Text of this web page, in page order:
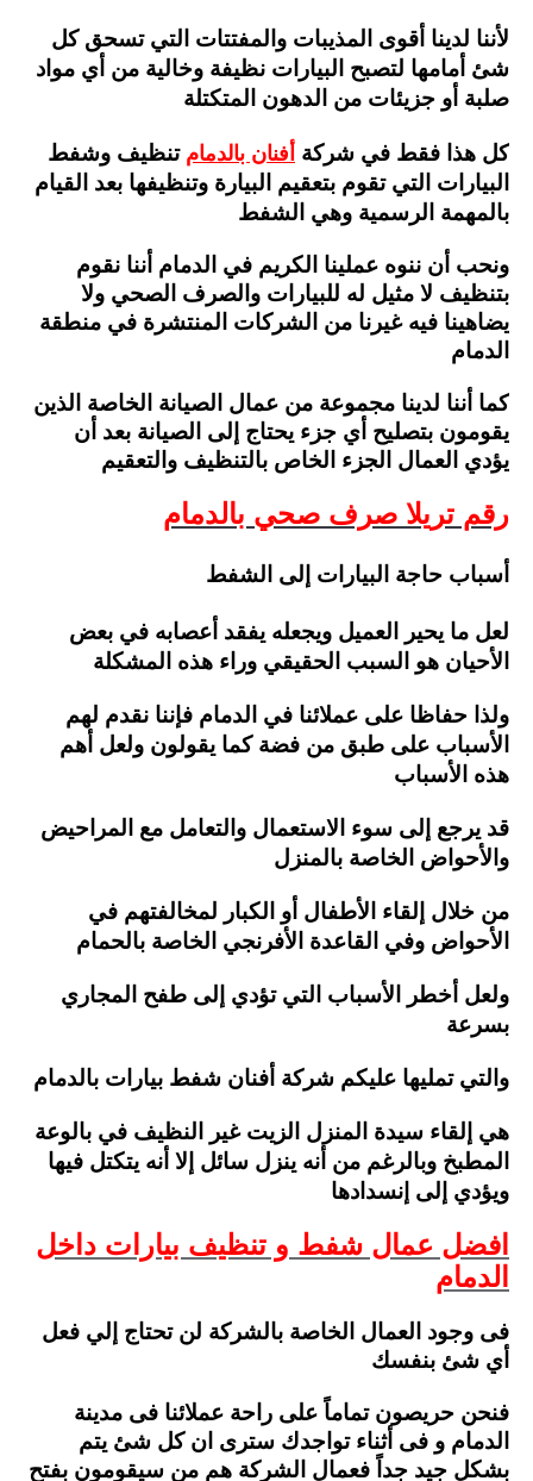
لأننا لدينا أقوى المذيبات والمفتتات التي تسحق كل
شئ أمامها لتصبح البيارات نظيفة وخالية من أي مواد
صلبة أو جزيئات من الدهون المتكتلة
كل هذا فقط في شركة أفنان بالدمام تنظيف وشفط
البيارات التي تقوم بتعقيم البيارة وتنظيفها بعد القيام
بالمهمة الرسمية وهي الشفط
ونحب أن ننوه عملينا الكريم في الدمام أننا نقوم
بتنظيف لا مثيل له للبيارات والصرف الصحي ولا
يضاهينا فيه غيرنا من الشركات المنتشرة في منطقة
الدمام
كما أننا لدينا مجموعة من عمال الصيانة الخاصة الذين
يقومون بتصليح أي جزء يحتاج إلى الصيانة بعد أن
يؤدي العمال الجزء الخاص بالتنظيف والتعقيم
رقم تريلا صرف صحي بالدمام
أسباب حاجة البيارات إلى الشفط
لعل ما يحير العميل ويجعله يفقد أعصابه في بعض
الأحيان هو السبب الحقيقي وراء هذه المشكلة
ولذا حفاظا على عملائنا في الدمام فإننا نقدم لهم
الأسباب على طبق من فضة كما يقولون ولعل أهم
هذه الأسباب
قد يرجع إلى سوء الاستعمال والتعامل مع المراحيض
والأحواض الخاصة بالمنزل
من خلال إلقاء الأطفال أو الكبار لمخالفتهم في
الأحواض وفي القاعدة الأفرنجي الخاصة بالحمام
ولعل أخطر الأسباب التي تؤدي إلى طفح المجاري
بسرعة
والتي تمليها عليكم شركة أفنان شفط بيارات بالدمام
هي إلقاء سيدة المنزل الزيت غير النظيف في بالوعة
المطبخ وبالرغم من أنه ينزل سائل إلا أنه يتكتل فيها
ويؤدي إلى إنسدادها
افضل عمال شفط و تنظيف بيارات داخل
الدمام
فى وجود العمال الخاصة بالشركة لن تحتاج إلي فعل
أي شئ بنفسك
فنحن حريصون تماماً على راحة عملائنا فى مدينة
الدمام و فى أثناء تواجدك سترى ان كل شئ يتم
بشكل جيد جداً فعمال الشركة هم من سيقومون بفتح